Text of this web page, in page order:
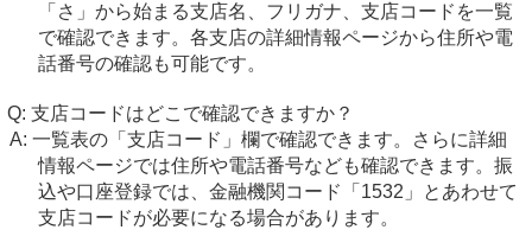
「さ」から始まる支店名、フリガナ、支店コードを一覧
で確認できます。各支店の詳細情報ページから住所や電
話番号の確認も可能です。
支店コードはどこで確認できますか？
一覧表の「支店コード」欄で確認できます。さらに詳細
情報ページでは住所や電話番号なども確認できます。振
込や口座登録では、金融機関コード「1532」とあわせて
支店コードが必要になる場合があります。